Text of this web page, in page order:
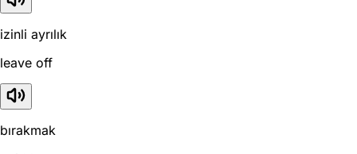
izinli ayrılık
leave off
bırakmak